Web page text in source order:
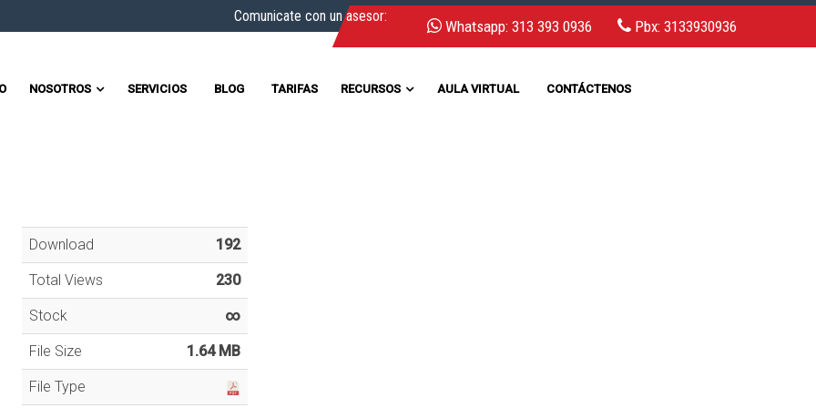
Comunicate con un asesor:
Whatsapp: 313 393 0936 Pbx: 3133930936
NOSOTROS SERVICIOS BLOG TARIFAS RECURSOS AULA VIRTUAL CONTÁCTENOS
Download 192
Total Views 230
Stock ∞
File Size 1.64 MB
File Type